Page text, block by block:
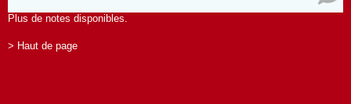
Plus de notes disponibles.
> Haut de page